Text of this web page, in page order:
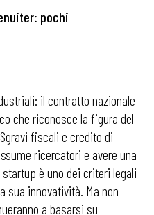
pochi
il contratto nazionale
che riconosce la figura del
fiscali e credito di
ricercatori e avere una
è uno dei criteri legali
sua innovatività. Ma non
a basarsi su